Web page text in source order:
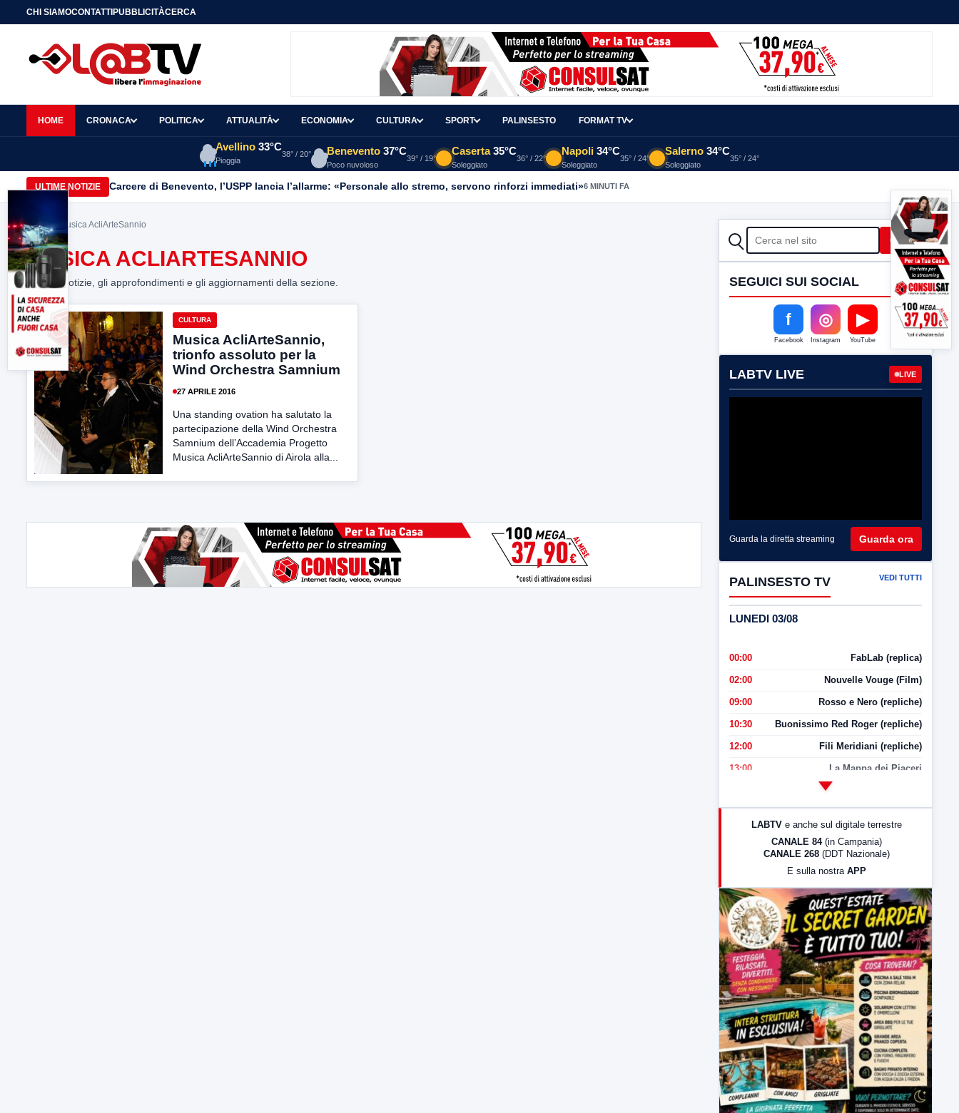
CHI SIAMOCONTATTIPUBBLICITÀCERCA
HOME CRONACA POLITICA ATTUALITÀ ECONOMIA CULTURA SPORT PALINSESTO FORMAT TV
Avellino 33°C
Pioggia
38° / 20° Benevento 37°C
Poco nuvoloso
39° / 19°
Caserta 35°C
Soleggiato
36° / 22°
Napoli 34°C
Soleggiato
35° / 24°
Salerno 34°C
Soleggiato
35° / 24°
ULTIME NOTIZIE Carcere di Benevento, l’USPP lancia l’allarme: «Personale allo stremo, servono rinforzi immediati»6 MINUTI FA
Home> Musica AcliArteSannio
MUSICA ACLIARTESANNIO
Tutte le notizie, gli approfondimenti e gli aggiornamenti della sezione.
CULTURA
Musica AcliArteSannio,
trionfo assoluto per la
Wind Orchestra Samnium
27 APRILE 2016
Una standing ovation ha salutato la
partecipazione della Wind Orchestra
Samnium dell’Accademia Progetto
Musica AcliArteSannio di Airola alla...
CERCA Cerca
SEGUICI SUI SOCIAL
f
Facebook
◎
Instagram
▶
YouTube
LABTV LIVE LIVE
Guarda la diretta streaming Guarda ora
PALINSESTO TV VEDI TUTTI
LUNEDI 03/08
00:00 FabLab (replica)
02:00 Nouvelle Vouge (Film)
09:00 Rosso e Nero (repliche)
10:30 Buonissimo Red Roger (repliche)
12:00 Fili Meridiani (repliche)
13:00 La Mappa dei Piaceri
LabNews (Diretta)
23:00 LabNews (replica)
LABTV e anche sul digitale terrestre
CANALE 84 (in Campania)
CANALE 268 (DDT Nazionale)
E sulla nostra APP